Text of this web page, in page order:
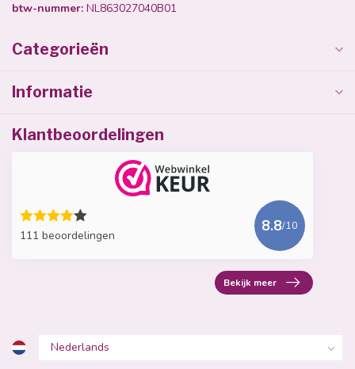
btw-nummer: NL863027040B01
Categorieën
Informatie
Klantbeoordelingen
111 beoordelingen
8.8/10
Bekijk meer